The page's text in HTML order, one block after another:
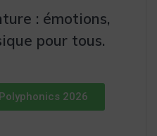
: émotions,
pour tous.
2026